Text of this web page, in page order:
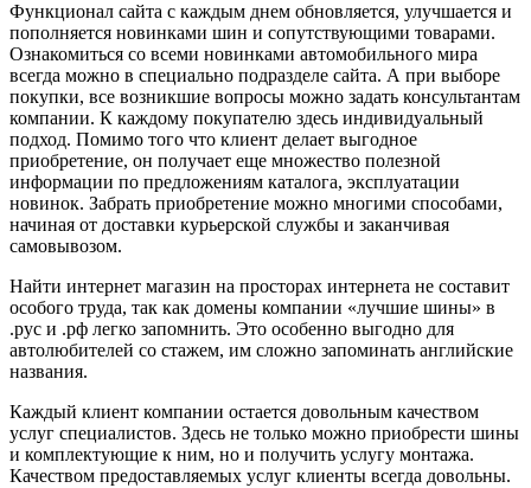
Функционал сайта с каждым днем обновляется, улучшается и
пополняется новинками шин и сопутствующими товарами.
Ознакомиться со всеми новинками автомобильного мира
всегда можно в специально подразделе сайта. А при выборе
покупки, все возникшие вопросы можно задать консультантам
компании. К каждому покупателю здесь индивидуальный
подход. Помимо того что клиент делает выгодное
приобретение, он получает еще множество полезной
информации по предложениям каталога, эксплуатации
новинок. Забрать приобретение можно многими способами,
начиная от доставки курьерской службы и заканчивая
самовывозом.
Найти интернет магазин на просторах интернета не составит
особого труда, так как домены компании «лучшие шины» в
.рус и .рф легко запомнить. Это особенно выгодно для
автолюбителей со стажем, им сложно запоминать английские
названия.
Каждый клиент компании остается довольным качеством
услуг специалистов. Здесь не только можно приобрести шины
и комплектующие к ним, но и получить услугу монтажа.
Качеством предоставляемых услуг клиенты всегда довольны.